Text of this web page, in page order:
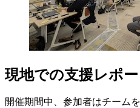
現地での支援レポー
開催期間中、参加者はチーム